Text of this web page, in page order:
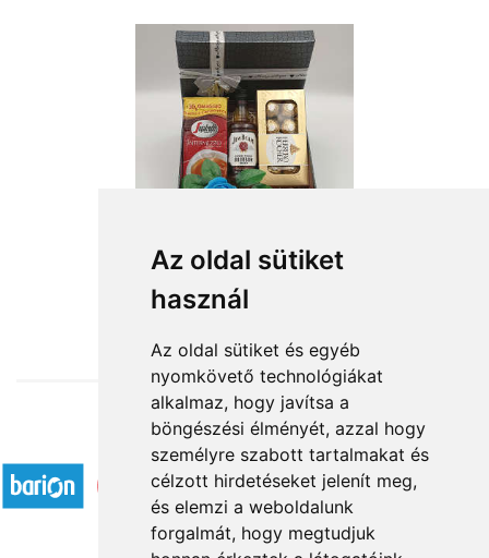
Az oldal sütiket
használ
Az oldal sütiket és egyéb
nyomkövető technológiákat
alkalmaz, hogy javítsa a
böngészési élményét, azzal hogy
személyre szabott tartalmakat és
célzott hirdetéseket jelenít meg,
és elemzi a weboldalunk
forgalmát, hogy megtudjuk
A férfi hangulatai
19 480 Ft-tól
Elfogadott fizetési módok